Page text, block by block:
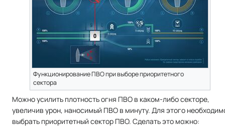
Функционирование ПВО при выборе приоритетного
сектора
Можно усилить плотность огня ПВО в каком-либо секторе,
увеличив урон, наносимый ПВО в минуту. Для этого
выбрать приоритетный сектор ПВО. Сделать это можно: